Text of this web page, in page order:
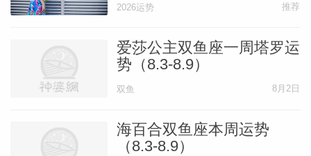
2026运势 推荐
爱莎公主双鱼座一周塔罗运
势（8.3-8.9）
双鱼 8月2日
海百合双鱼座本周运势
（8.3-8.9）